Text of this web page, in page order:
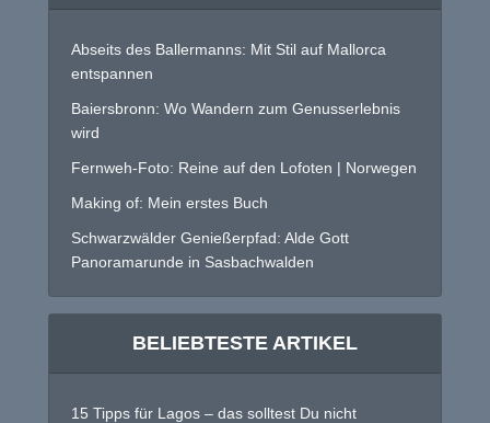
Abseits des Ballermanns: Mit Stil auf Mallorca
entspannen
Baiersbronn: Wo Wandern zum Genusserlebnis
wird
Fernweh-Foto: Reine auf den Lofoten | Norwegen
Making of: Mein erstes Buch
Schwarzwälder Genießerpfad: Alde Gott
Panoramarunde in Sasbachwalden
BELIEBTESTE ARTIKEL
15 Tipps für Lagos – das solltest Du nicht